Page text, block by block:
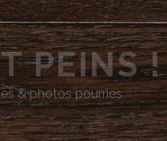
PEINS !
& photos pourries